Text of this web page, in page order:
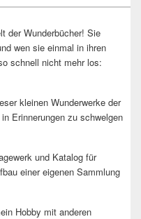
der Wunderbücher! Sie
wen sie einmal in ihren
schnell nicht mehr los:
kleinen Wunderwerke der
Erinnerungen zu schwelgen
und Katalog für
einer eigenen Sammlung
Hobby mit anderen